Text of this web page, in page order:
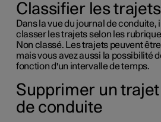
Classifier les trajets
Dans la vue du journal de conduite,
classer les trajets selon les
Non classé. Les trajets peuvent
mais vous avez aussi la possibilité
fonction d'un intervalle de temps.
Supprimer un trajet
de conduite